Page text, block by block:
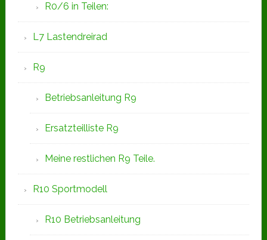
R0/6 in Teilen:
L7 Lastendreirad
R9
Betriebsanleitung R9
Ersatzteilliste R9
Meine restlichen R9 Teile.
R10 Sportmodell
R10 Betriebsanleitung